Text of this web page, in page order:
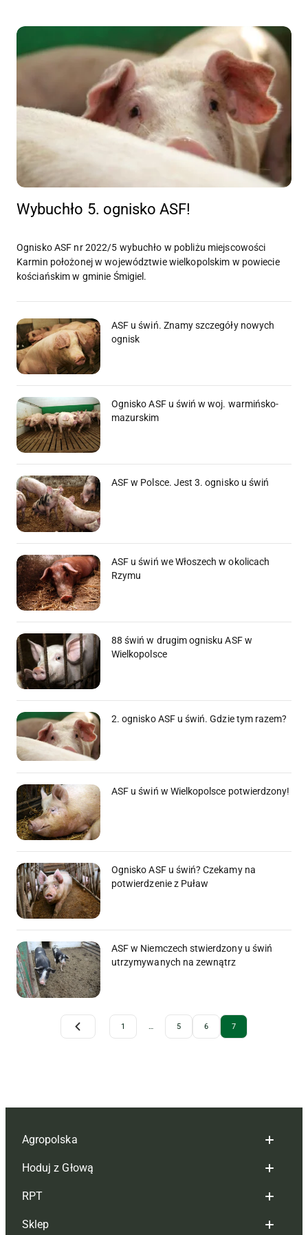
Wybuchło 5. ognisko ASF!
Ognisko ASF nr 2022/5 wybuchło w pobliżu miejscowości
Karmin położonej w województwie wielkopolskim w powiecie
kościańskim w gminie Śmigiel.
ASF u świń. Znamy szczegóły nowych
ognisk
Ognisko ASF u świń w woj. warmińsko-
mazurskim
ASF w Polsce. Jest 3. ognisko u świń
ASF u świń we Włoszech w okolicach
Rzymu
88 świń w drugim ognisku ASF w
Wielkopolsce
2. ognisko ASF u świń. Gdzie tym razem?
ASF u świń w Wielkopolsce potwierdzony!
Ognisko ASF u świń? Czekamy na
potwierdzenie z Puław
ASF w Niemczech stwierdzony u świń
utrzymywanych na zewnątrz
Archive Pagination
1 5 6 7
Agropolska
Redakcja
Reklama
Tagi
Hoduj z Głową
Hoduj z głową bydło
Hoduj z głową świnie
RPT
Redakcja
Sklep